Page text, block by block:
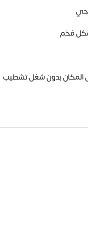
فخم
المكان بدون شغل تشطيب